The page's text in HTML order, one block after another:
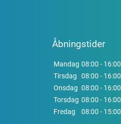
Åbningstider
Mandag 08:00 - 16:00
Tirsdag
08:00 - 16:00
Onsdag 08:00 - 16:00
Torsdag 08:00 - 16:00
Fredag
08:00 - 15:00